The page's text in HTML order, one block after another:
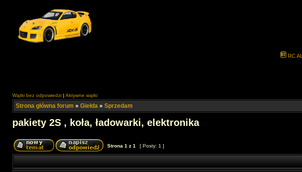
RC
Wątki bez odpowiedzi | Aktywne wątki
Strona główna forum » Giełda » Sprzedam
pakiety 2S , koła, ładowarki, elektronika
Strona 1 z 1 [ Posty: 1 ]